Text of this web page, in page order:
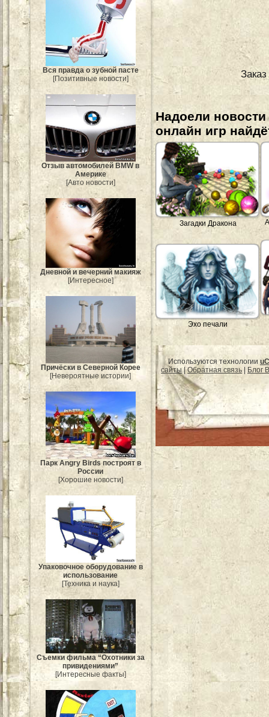
Вся правда о зубной пасте
[Позитивные новости]
Отзыв автомобилей BMW в
Америке
[Авто новости]
Дневной и вечерний макияж
[Интересное]
Причёски в Северной Корее
[Невероятные истории]
Парк Angry Birds построят в
России
[Хорошие новости]
Упаковочное оборудование в
использование
[Техника и наука]
Съемки фильма “Охотники за
привидениями”
[Интересные факты]
Надоели
онлайн игр
Загадки Дракона
Эхо печали
Используются технологии
сайты|Обратная связь Блог